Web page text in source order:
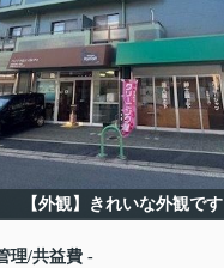
【外観】きれいな外観です
理/共益費 -